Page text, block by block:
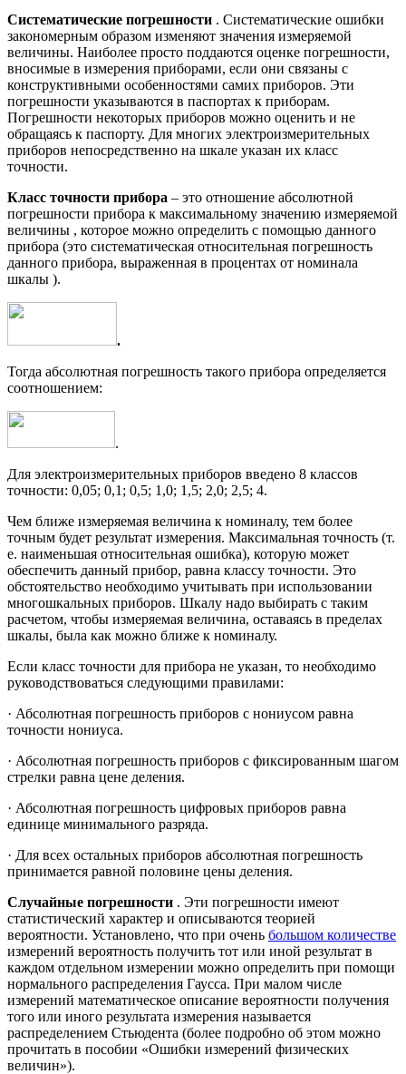
Систематические погрешности . Систематические ошибки
закономерным образом изменяют значения измеряемой
величины. Наиболее просто поддаются оценке погрешности,
вносимые в измерения приборами, если они связаны с
конструктивными особенностями самих приборов. Эти
погрешности указываются в паспортах к приборам.
Погрешности некоторых приборов можно оценить и не
обращаясь к паспорту. Для многих электроизмерительных
приборов непосредственно на шкале указан их класс
точности.
Класс точности прибора – это отношение абсолютной
погрешности прибора к максимальному значению измеряемой
величины , которое можно определить с помощью данного
прибора (это систематическая относительная погрешность
данного прибора, выраженная в процентах от номинала
шкалы ).
.
Тогда абсолютная погрешность такого прибора определяется
соотношением:
.
Для электроизмерительных приборов введено 8 классов
точности: 0,05; 0,1; 0,5; 1,0; 1,5; 2,0; 2,5; 4.
Чем ближе измеряемая величина к номиналу, тем более
точным будет результат измерения. Максимальная точность (т.
е. наименьшая относительная ошибка), которую может
обеспечить данный прибор, равна классу точности. Это
обстоятельство необходимо учитывать при использовании
многошкальных приборов. Шкалу надо выбирать с таким
расчетом, чтобы измеряемая величина, оставаясь в пределах
шкалы, была как можно ближе к номиналу.
Если класс точности для прибора не указан, то необходимо
руководствоваться следующими правилами:
· Абсолютная погрешность приборов с нониусом равна
точности нониуса.
· Абсолютная погрешность приборов с фиксированным шагом
стрелки равна цене деления.
· Абсолютная погрешность цифровых приборов равна
единице минимального разряда.
· Для всех остальных приборов абсолютная погрешность
принимается равной половине цены деления.
Случайные погрешности . Эти погрешности имеют
статистический характер и описываются теорией
вероятности. Установлено, что при очень большом количестве
измерений вероятность получить тот или иной результат в
каждом отдельном измерении можно определить при помощи
нормального распределения Гаусса. При малом числе
измерений математическое описание вероятности получения
того или иного результата измерения называется
распределением Стьюдента (более подробно об этом можно
прочитать в пособии «Ошибки измерений физических
величин»).